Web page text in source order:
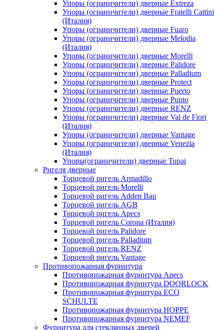
Упоры (ограничители) дверные Extreza
Упоры (ограничители) дверные Fratelli Cattini
(Италия)
Упоры (ограничители) дверные Fuaro
Упоры (ограничители) дверные Melodia
(Италия)
Упоры (ограничители) дверные Morelli
Упоры (ограничители) дверные Palidore
Упоры (ограничители) дверные Palladium
Упоры (ограничители) дверные Protect
Упоры (ограничители) дверные Puerto
Упоры (ограничители) дверные Punto
Упоры (ограничители) дверные RENZ
Упоры (ограничители) дверные Val de Fiori
(Италия)
Упоры (ограничители) дверные Vantage
Упоры (ограничители) дверные Venezia
(Италия)
Упоры(ограничители) дверные Tupai
Ригеля дверные
Торцевой ригель Armadillo
Торцевой ригель Morelli
Торцевой ригель Adden Bau
Торцевой ригель AGB
Торцевой ригель Apecs
Торцевой ригель Corona (Италия)
Торцевой ригель Palidore
Торцевой ригель Palladium
Торцевой ригель RENZ
Торцевой ригель Vantage
Противопожарная фурнитура
Противопожарная фурнитура Apecs
Противопожарная фурнитура DOORLOCK
Противопожарная фурнитура ECO
SCHULTE
Противопожарная фурнитура HOPPE
Противопожарная фурнитура NEMEF
Фурнитура для стеклянных дверей